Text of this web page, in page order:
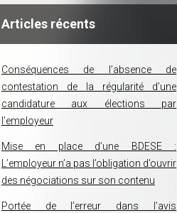
Articles récents
Conséquences de l’absence de
contestation de la régularité d’une
candidature aux élections par
l’employeur
Mise en place d’une BDESE :
L’employeur n’a pas l’obligation d’ouvrir
des négociations sur son contenu
Portée de l’erreur dans l’avis